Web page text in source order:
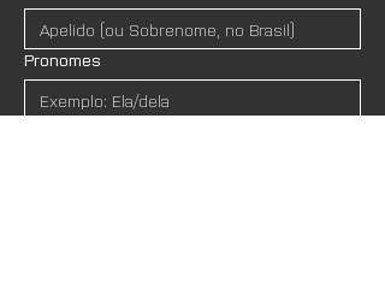
Pronomes